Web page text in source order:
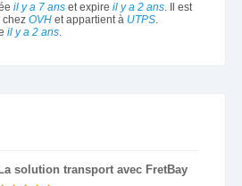
il y a 7 anset expire il y a 2 ans. Il est
chez OVHet appartient à UTPS.
il y a 2 ans.
La solution transport avec FretBay